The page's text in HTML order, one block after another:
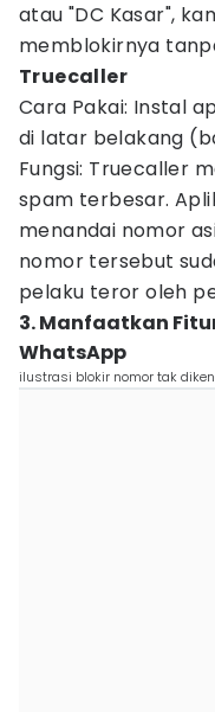
atau "DC Kasar",
memblokirnya
Truecaller
Cara Pakai: Instal
di latar belakang
Fungsi: Truecaller
spam terbesar.
menandai nomor
nomor tersebut
pelaku teror oleh
3. Manfaatkan
WhatsApp
ilustrasi blokir nomor tak